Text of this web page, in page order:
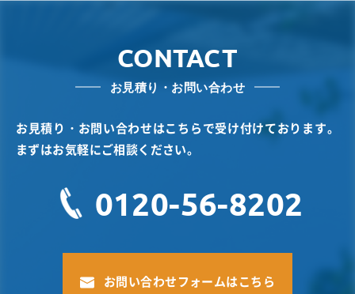
CONTACT
お見積り・お問い合わせ
お見積り・お問い合わせはこちらで受け付けております。
まずはお気軽にご相談ください。
0120-56-8202
お問い合わせフォームはこちら